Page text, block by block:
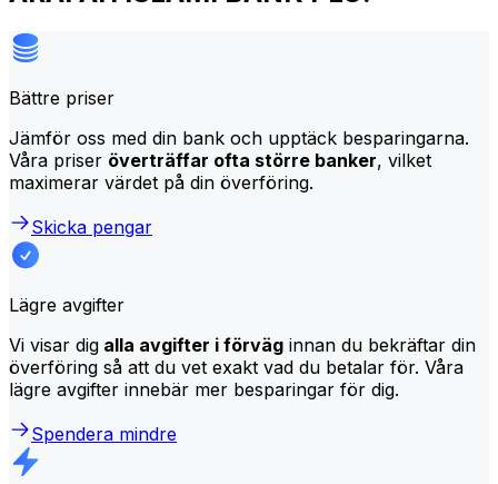
Bättre priser
Jämför oss med din bank och upptäck besparingarna.
Våra priser överträffar ofta större banker, vilket
maximerar värdet på din överföring.
Skicka pengar
Lägre avgifter
Vi visar dig alla avgifter i förväg innan du bekräftar din
överföring så att du vet exakt vad du betalar för. Våra
lägre avgifter innebär mer besparingar för dig.
Spendera mindre